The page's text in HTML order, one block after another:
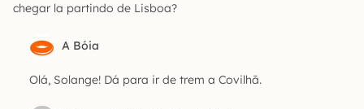
chegar la partindo de Lisboa?
A Bóia
Olá, Solange! Dá para ir de trem a Covilhã.